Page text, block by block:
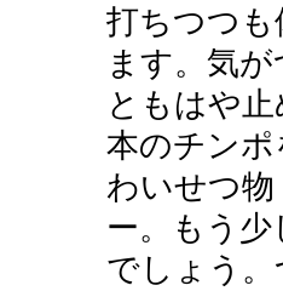
打ちつつ
ます。気
ともはや
本のチン
わいせつ
ー。もう
でしょう